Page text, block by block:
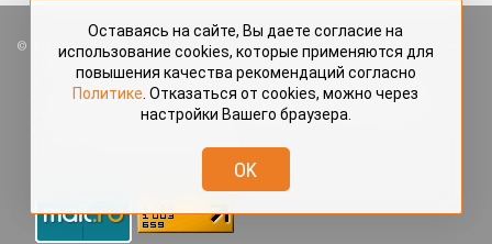
Все права защищены. Любые материалы, размещённые на портале
«Красраб.ру» сотрудниками редакции, нештатными авторами
и читателями, являются объектами авторского права. Полное или
частичное использование материалов, размещённых на портале
«Красраб.ру», допускается только с письменного согласия редакции
redaktor@krasrab.krsn.ru.
Оставаясь на сайте, Вы даете согласие на
использование cookies, которые применяются для
повышения качества рекомендаций согласно
Политике . Отказаться от cookies, можно через
настройки Вашего браузера.
OK